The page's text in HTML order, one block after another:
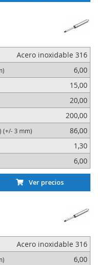
Acero inoxidable 316
6,00
15,00
20,00
200,00
(+/- 3 mm)
86,00
1,30
6,00
Ver precios
Acero inoxidable 316
6,00